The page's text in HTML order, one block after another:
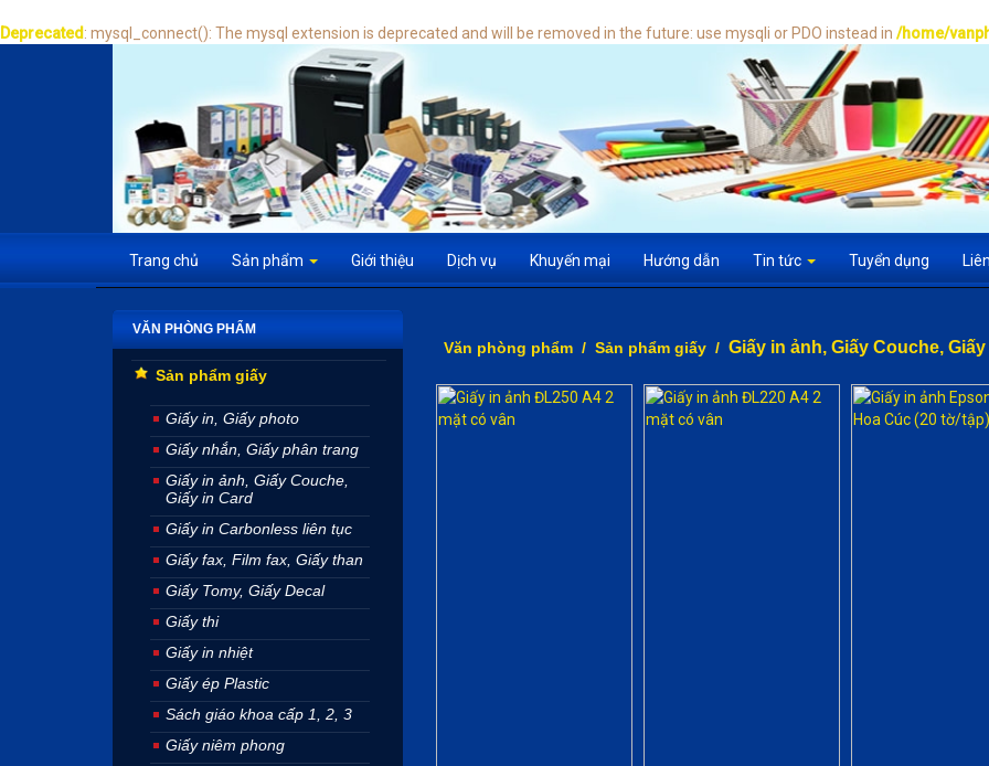
Deprecated : mysql_connect(): The mysql extension is deprecated and will be removed in the future: use mysqli or PDO instead in /home/
Trang chủ Sản phẩm Giới thiệu Dịch vụ Khuyến mại Hướng dẫn Tin tức Tuyển dụng
VĂN PHÒNG PHẨM
Sản phẩm giấy
Giấy in, Giấy photo
Giấy nhắn, Giấy phân trang
Giấy in ảnh, Giấy Couche,
Giấy in Card
Giấy in Carbonless liên tục
Giấy fax, Film fax, Giấy than
Giấy Tomy, Giấy Decal
Giấy thi
Giấy in nhiệt
Giấy ép Plastic
Sách giáo khoa cấp 1, 2, 3
Giấy niêm phong
Văn phòng phẩm/ Sản phẩm giấy/ Giấy in ảnh, Giấy Couche, Giấy